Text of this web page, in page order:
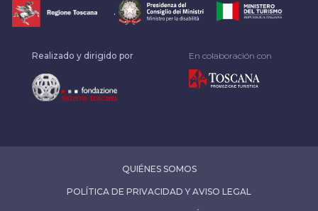
.
Realizado y dirigido por En colaboración con
QUIÉNES SOMOS
POLÍTICA DE PRIVACIDAD Y AVISO LEGAL